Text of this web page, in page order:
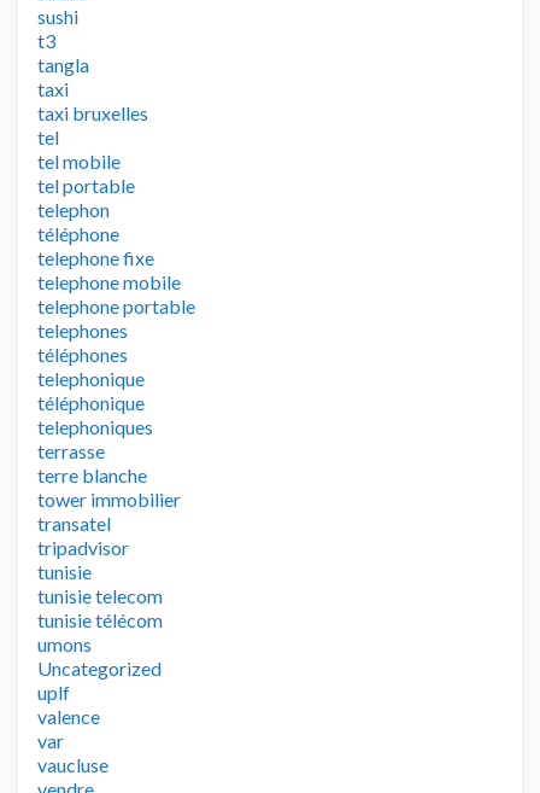
sushi
t3
tangla
taxi
taxi bruxelles
tel
tel mobile
tel portable
telephon
téléphone
telephone fixe
telephone mobile
telephone portable
telephones
téléphones
telephonique
téléphonique
telephoniques
terrasse
terre blanche
tower immobilier
transatel
tripadvisor
tunisie
tunisie telecom
tunisie télécom
umons
Uncategorized
uplf
valence
var
vaucluse